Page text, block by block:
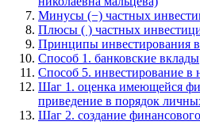
Минусы (−) частных
Плюсы ( ) частных
Принципы инвестирования
Способ 1. банковские вклады
Способ 5. инвестирование в
Шаг 1. оценка имеющейся
приведение в порядок
Шаг 2. создание финансового